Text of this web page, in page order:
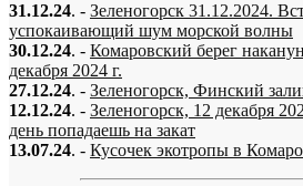
31.12.24. - Зеленогорск 31.12.2024.
успокаивающий шум морской волны
30.12.24. - Комаровский берег
декабря 2024 г.
27.12.24. - Зеленогорск, Финский
12.12.24. - Зеленогорск, 12 декабря
день попадаешь на закат
13.07.24. - Кусочек экотропы в